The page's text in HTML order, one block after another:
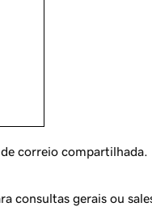
correio
consultas gerais ou